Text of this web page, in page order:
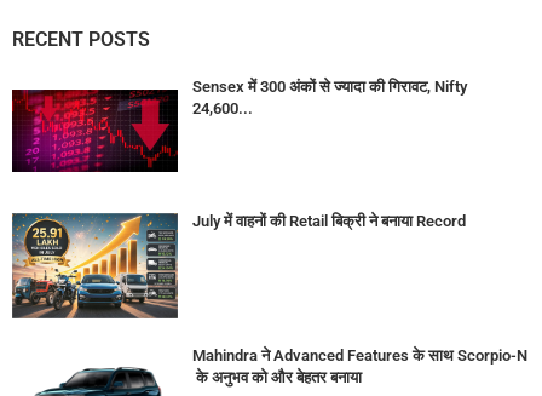
RECENT POSTS
Sensex में 300 अंकों से ज्यादा की गिरावट, Nifty
24,600...
July में वाहनों की Retail बिक्री ने बनाया Record
Mahindra ने Advanced Features के साथ Scorpio-N
के अनुभव को और बेहतर बनाया